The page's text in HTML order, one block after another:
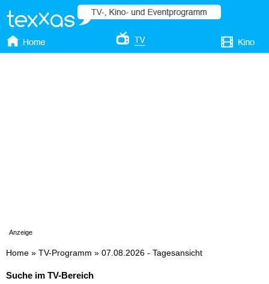
Anzeige
Home » TV-Programm » 07.08.2026 - Tagesansicht
Suche im TV-Bereich